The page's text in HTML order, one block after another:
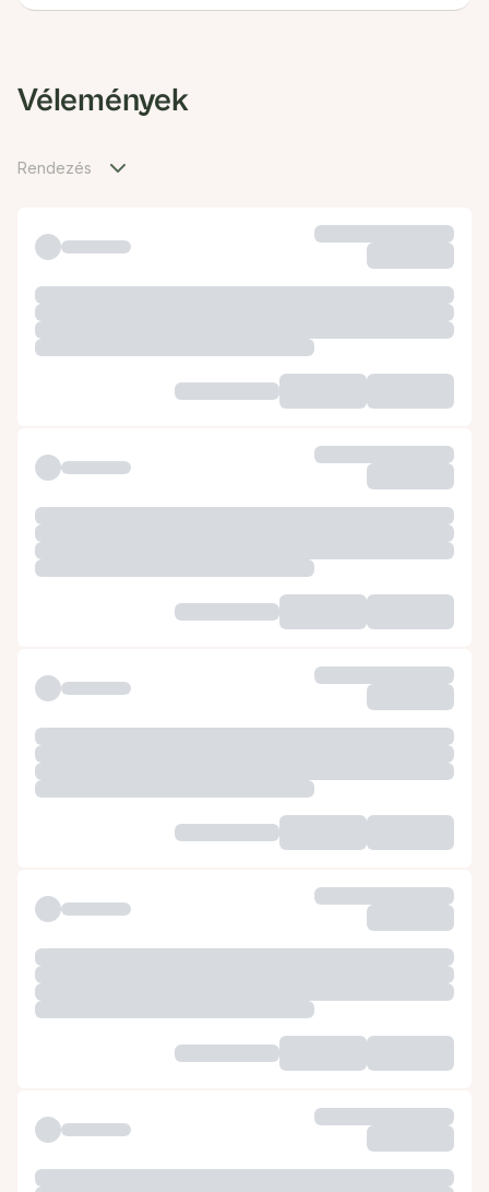
Vélemények
Rendezés